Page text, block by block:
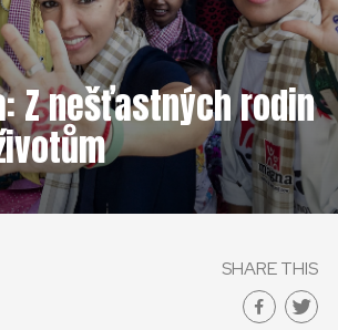
NÁMI
NÁS
Z nešťastných rodin
SHARE THIS